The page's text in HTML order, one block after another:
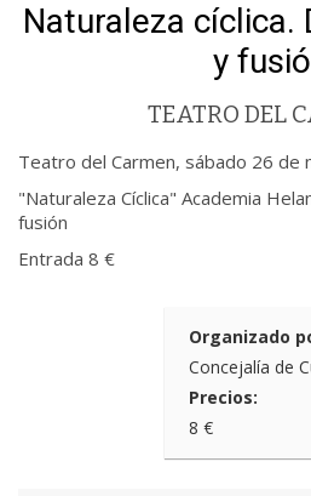
Naturaleza cíclica.
y
TEATRO DEL
Teatro del Carmen, sábado 26 de
"Naturaleza Cíclica" Academia
fusión
Entrada 8 €
Organizado
Concejalía de
Precios:
8 €